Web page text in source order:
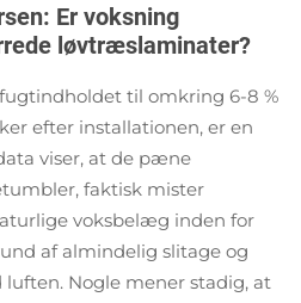
Er voksning
løvtræslaminater?
til omkring 6-8 %
efter installationen, er en
viser, at de pæne
faktisk mister
voksbelæg inden for
af almindelig slitage og
Nogle mener stadig, at